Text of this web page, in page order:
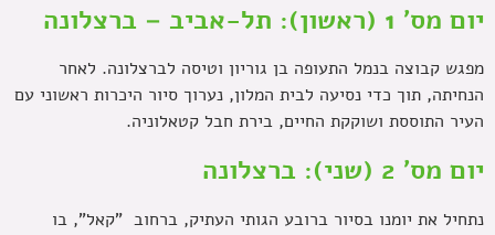
יום מס' 1 (ראשון): תל-אביב – ברצלונה
מפגש קבוצה בנמל התעופה בן גוריון וטיסה לברצלונה. לאחר
הנחיתה, תוך כדי נסיעה לבית המלון, נערוך סיור היכרות ראשוני עם
העיר התוססת ושוקקת החיים, בירת חבל קטאלוניה.
יום מס' 2 (שני): ברצלונה
נתחיל את יומנו בסיור ברובע הגותי העתיק, ברחוב "קאל", בו